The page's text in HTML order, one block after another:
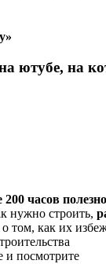
ютубе, на
200 часов
нужно строить,
том, как их
и посмотрите